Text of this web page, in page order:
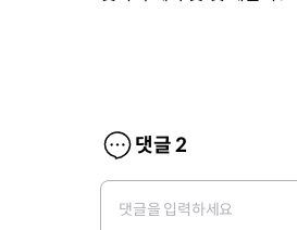
댓글2